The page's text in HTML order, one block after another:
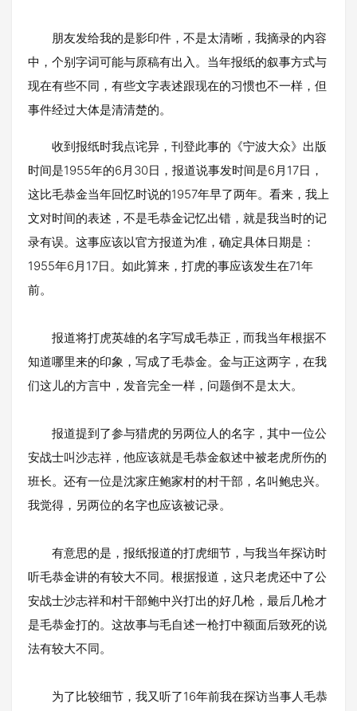
朋友发给我的是影印件，不是太清晰，我摘录的内容
中，个别字词可能与原稿有出入。当年报纸的叙事方式与
现在有些不同，有些文字表述跟现在的习惯也不一样，但
事件经过大体是清清楚的。
收到报纸时我点诧异，刊登此事的《宁波大众》出版
时间是1955年的6月30日，报道说事发时间是6月17日，
这比毛恭金当年回忆时说的1957年早了两年。看来，我上
文对时间的表述，不是毛恭金记忆出错，就是我当时的记
录有误。这事应该以官方报道为准，确定具体日期是：
1955年6月17日。如此算来，打虎的事应该发生在71年
前。
报道将打虎英雄的名字写成毛恭正，而我当年根据不
知道哪里来的印象，写成了毛恭金。金与正这两字，在我
们这儿的方言中，发音完全一样，问题倒不是太大。
报道提到了参与猎虎的另两位人的名字，其中一位公
安战士叫沙志祥，他应该就是毛恭金叙述中被老虎所伤的
班长。还有一位是沈家庄鲍家村的村干部，名叫鲍忠兴。
我觉得，另两位的名字也应该被记录。
有意思的是，报纸报道的打虎细节，与我当年探访时
听毛恭金讲的有较大不同。根据报道，这只老虎还中了公
安战士沙志祥和村干部鲍中兴打出的好几枪，最后几枪才
是毛恭金打的。这故事与毛自述一枪打中额面后致死的说
法有较大不同。
为了比较细节，我又听了16年前我在探访当事人毛恭